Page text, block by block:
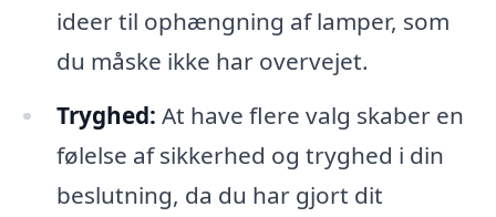
ideer til ophængning af lamper, som
du måske ikke har overvejet.
Tryghed: At have flere valg skaber en
følelse af sikkerhed og tryghed i din
beslutning, da du har gjort dit